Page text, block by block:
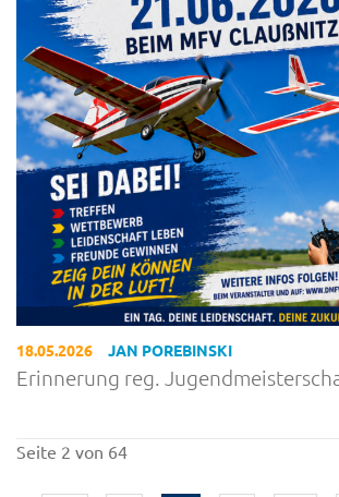
18.05.2026 JAN POREBINSKI
Erinnerung reg.
Seite 2 von 64